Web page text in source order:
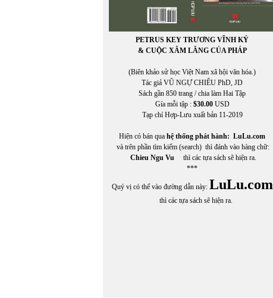
PETRUS KEY TRƯƠNG VĨNH KÝ
& CUỘC XÂM LĂNG CỦA PHÁP
(Biên khảo sử học Việt Nam xã hội văn hóa.)
Tác giả VŨ NGỰ CHIÊU PhD, JD
Sách gần 850 trang / chia làm Hai Tập
Gía mỗi tập : $30.00USD
Tạp chí Hợp-Lưu xuất bản 11-2019
Hiện có bán qua hệ thống phát hành: LuLu.com
và trên phần tìm kiếm (search) thì đánh vào hàng chữ:
Chieu Ngu Vu thì các tựa sách sẽ hiện ra.
***
Quý vị có thể vào đường dẫn này: LuLu.com
thì các tựa sách sẽ hiện ra.